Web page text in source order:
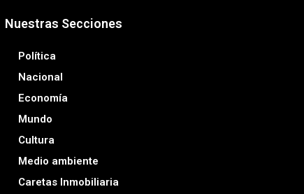
Nuestras Secciones
Política
Nacional
Economía
Mundo
Cultura
Medio ambiente
Caretas Inmobiliaria